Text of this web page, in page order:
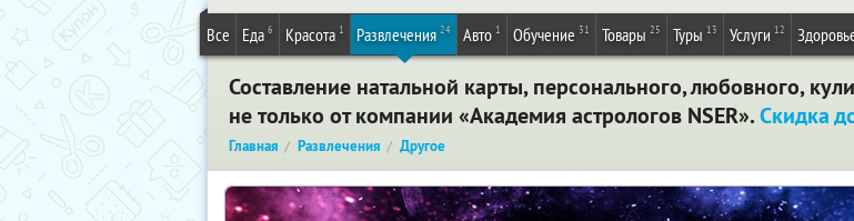
Все Еда 6 Красота 1 Развлечения 24 Авто 1 Обучение 31 Товары 25 Туры 13 Услуги 12
Составление натальной карты, персонального, любовного,
не только от компании «Академия астрологов NSER».Скидка
Главная Развлечения Другое